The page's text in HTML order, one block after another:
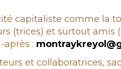
capitaliste comme la
(trices) et surtout amis
:
et collaboratrices,